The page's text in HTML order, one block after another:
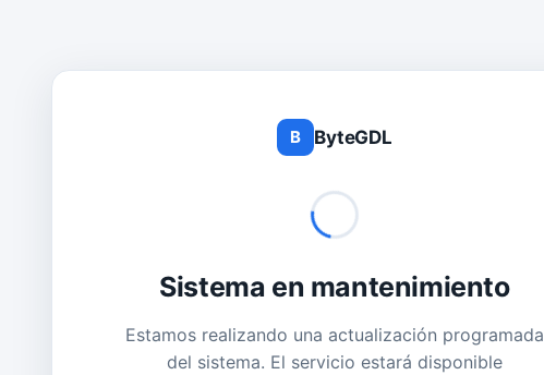
B ByteGDL
Sistema en mantenimiento
Estamos realizando una actualización programada
del sistema. El servicio estará disponible